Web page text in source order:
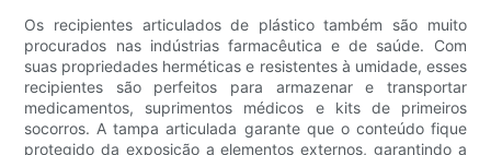
Os recipientes articulados de plástico também são muito
procurados nas indústrias farmacêutica e de saúde. Com
suas propriedades herméticas e resistentes à umidade, esses
recipientes são perfeitos para armazenar e transportar
medicamentos, suprimentos médicos e kits de primeiros
socorros. A tampa articulada garante que o conteúdo fique
protegido da exposição a elementos externos, garantindo a